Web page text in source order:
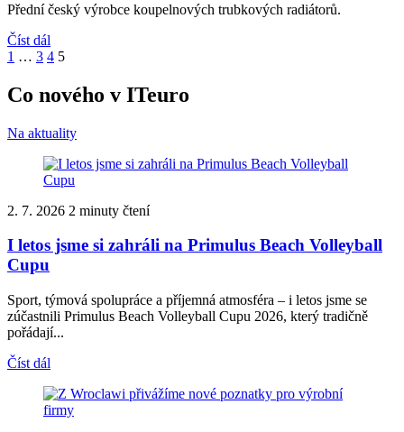
Přední český výrobce koupelnových trubkových radiátorů.
Číst dál
1 … 3 4 5
Co nového v ITeuro
Na aktuality
2. 7. 2026 2 minuty čtení
I letos jsme si zahráli na Primulus Beach Volleyball
Cupu
Sport, týmová spolupráce a příjemná atmosféra – i letos jsme se
zúčastnili Primulus Beach Volleyball Cupu 2026, který tradičně
pořádají...
Číst dál